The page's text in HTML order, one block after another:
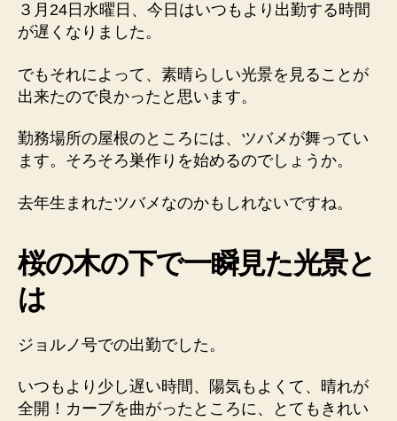
を
感
た
へ
３月24日水曜日、今日はいつもより出勤する時間
が遅くなりました。
でもそれによって、素晴らしい光景を見ることが
出来たので良かったと思います。
勤務場所の屋根のところには、ツバメが舞ってい
ます。そろそろ巣作りを始めるのでしょうか。
去年生まれたツバメなのかもしれないですね。
桜の木の下で一瞬見た光景と
は
ジョルノ号での出勤でした。
いつもより少し遅い時間、陽気もよくて、晴れが
全開！カーブを曲がったところに、とてもきれい